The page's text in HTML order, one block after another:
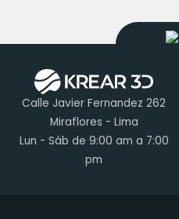
Calle Javier Fernandez 262
Miraflores - Lima
Lun - Sáb de 9:00 am a 7:00
pm